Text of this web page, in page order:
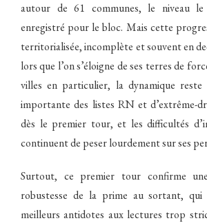
autour de 61 communes, le niveau
enregistré pour le bloc. Mais cette
territorialisée, incomplète et souvent en
lors que l’on s’éloigne de ses terres de
villes en particulier, la dynamique
importante des listes RN et d’extrême-
dès le premier tour, et les difficultés
continuent de peser lourdement sur ses
Surtout, ce premier tour confirme
robustesse de la prime au sortant, qui
meilleurs antidotes aux lectures trop